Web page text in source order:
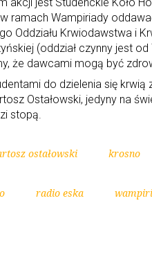
ramach Wampiriady
Oddziału Krwiodawstwa i
(oddział czynny jest
że dawcami mogą być
do dzielenia się krwią
Ostałowski, jedyny na
stopą.
ostałowski krosno
radio eska